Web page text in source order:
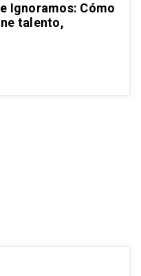
Ignoramos: Cómo
talento,